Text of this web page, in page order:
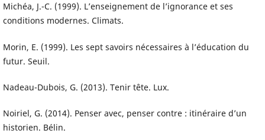
Michéa, J.-C. (1999). L’enseignement de l’ignorance et ses
conditions modernes. Climats.
Morin, E. (1999). Les sept savoirs nécessaires à l’éducation du
futur. Seuil.
Nadeau-Dubois, G. (2013). Tenir tête. Lux.
Noiriel, G. (2014). Penser avec, penser contre : itinéraire d’un
historien. Bélin.